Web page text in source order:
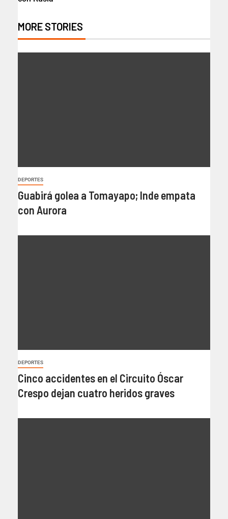
MORE STORIES
DEPORTES
Guabirá golea a Tomayapo; Inde empata
con Aurora
DEPORTES
Cinco accidentes en el Circuito Óscar
Crespo dejan cuatro heridos graves